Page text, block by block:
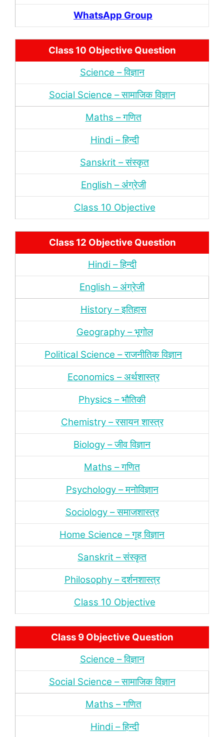
WhatsApp Group
Class 10 Objective Question
Science – विज्ञान
Social Science – सामाजिक विज्ञान
Maths – गणित
Hindi – हिन्‍दी
Sanskrit – संस्‍कृत
English – अंंग्रेजी
Class 10 Objective
Class 12 Objective Question
Hindi – हिन्‍दी
English – अंग्रेजी
History – इतिहास
Geography – भूगोल
Political Science – राजनीतिक विज्ञान
Economics – अर्थशास्‍त्र
Physics – भौतिकी
Chemistry – रसायन शास्‍त्र
Biology – जीव विज्ञान
Maths – गणित
Psychology – मनोविज्ञान
Sociology – समाजशास्‍त्र
Home Science – गृह विज्ञान
Sanskrit – संस्‍कृत
Philosophy – दर्शनशास्‍त्र
Class 10 Objective
Class 9 Objective Question
Science – विज्ञान
Social Science – सामाजिक विज्ञान
Maths – गणित
Hindi – हिन्‍दी